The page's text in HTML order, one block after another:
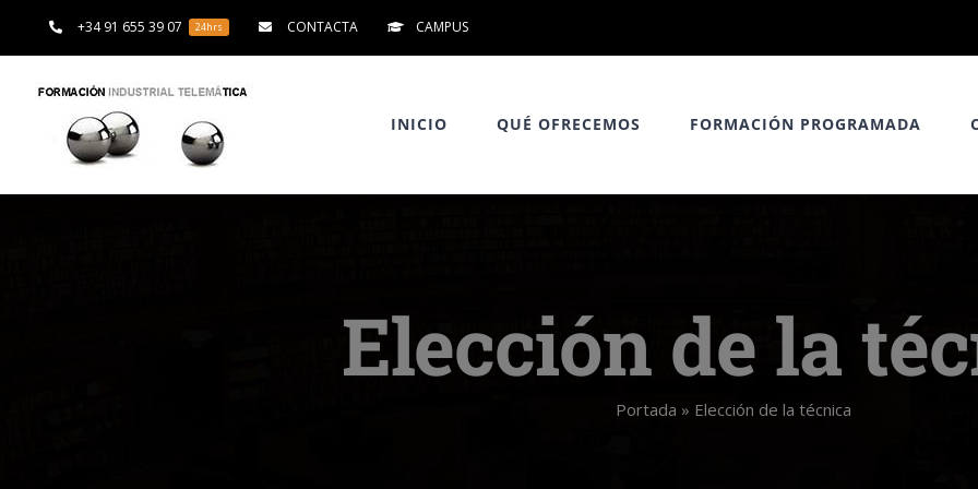
+34 91 655 39 07 24hrs CONTACTA CAMPUS
INICIO QUÉ OFRECEMOS FORMACIÓN PROGRAMADA
Elección de la
Portada » Elección de la técnica